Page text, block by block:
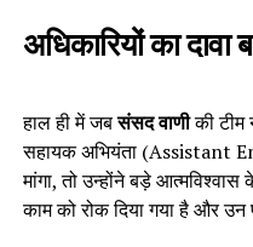
अधिकारियों का
हाल ही में जबसंसद वाणीकी टीम
सहायक अभियंता (Assistant
मांगा, तो उन्होंने बड़े
काम को रोक दिया गया है और उन